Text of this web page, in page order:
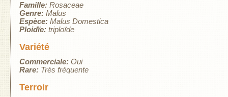
Famille: Rosaceae
Genre: Malus
Espèce: Malus Domestica
Ploidïe: triploïde
Variété
Commerciale: Oui
Rare: Très fréquente
Terroir